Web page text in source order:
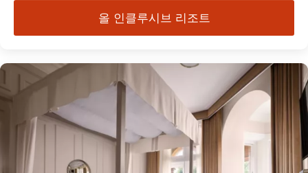
올 인클루시브 리조트